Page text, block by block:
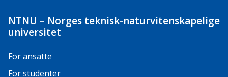
NTNU – Norges teknisk-naturvitenskapelige
universitet
For ansatte
For studenter